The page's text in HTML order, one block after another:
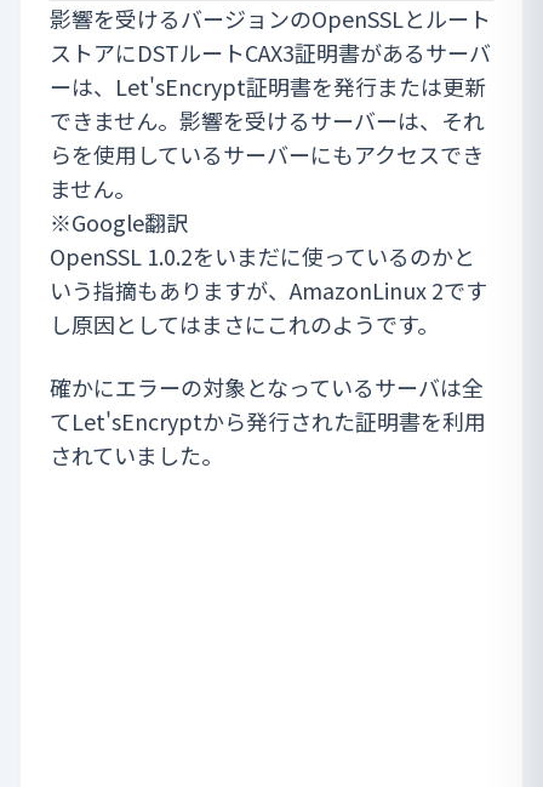
影響を受けるバージョンのOpenSSLとルート
ストアにDSTルートCAX3証明書があるサーバ
ーは、Let'sEncrypt証明書を発行または更新
できません。影響を受けるサーバーは、それ
らを使用しているサーバーにもアクセスでき
ません。
※Google翻訳
OpenSSL 1.0.2をいまだに使っているのかと
いう指摘もありますが、AmazonLinux 2です
し原因としてはまさにこれのようです。
確かにエラーの対象となっているサーバは全
てLet'sEncryptから発行された証明書を利用
されていました。